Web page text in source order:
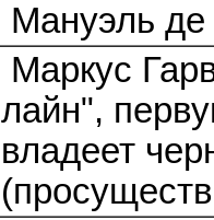
Мануэль де
Маркус
лайн",
владеет